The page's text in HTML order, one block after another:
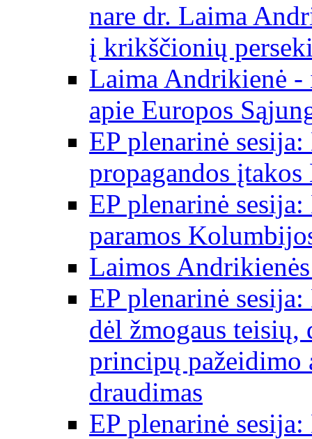
nare dr. Laima
į krikščionių
Laima Andrikienė -
apie Europos
EP plenarinė
propagandos įtakos
EP plenarinė
paramos
Laimos
EP plenarinė
dėl žmogaus
principų pažeidimo
draudimas
EP plenarinė